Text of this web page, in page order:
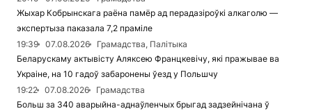
Жыхар Кобрынскага раёна памёр ад перадазіроўкі алкаголю —
экспертыза паказала 7,2 праміле
19:39
07.08.2026
Грамадства, Палітыка
Беларускаму актывісту Аляксею Францкевічу, які пражывае ва
Украіне, на 10 гадоў забаронены ўезд у Польшчу
19:22
07.08.2026
Грамадства
Больш за 340 аварыйна-аднаўленчых брыгад задзейнічана ў